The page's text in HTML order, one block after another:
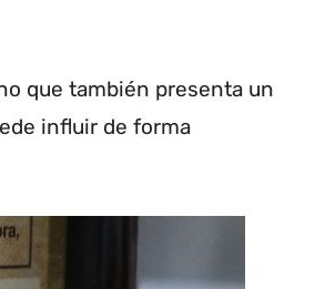
que también presenta un
influir de forma